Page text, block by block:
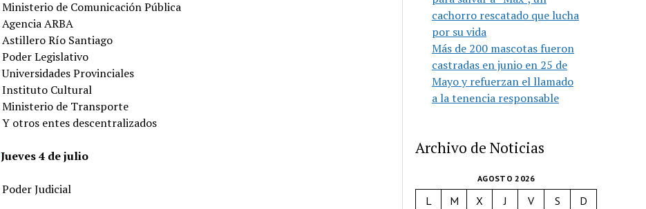
Ministerio de Comunicación Pública
Agencia ARBA
Astillero Río Santiago
Poder Legislativo
Universidades Provinciales
Instituto Cultural
Ministerio de Transporte
Y otros entes descentralizados
Jueves 4 de julio
Poder Judicial
cachorro rescatado que lucha
por su vida
Más de 200 mascotas fueron
castradas en junio en 25 de
Mayo y refuerzan el llamado
a la tenencia responsable
Archivo de Noticias
AGOSTO 2026
L M X J V S
D